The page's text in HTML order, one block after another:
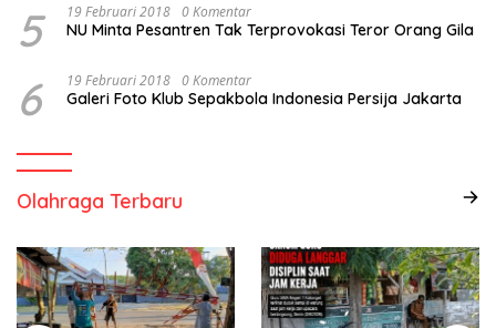
5 19 Februari 2018 0 Komentar
NU Minta Pesantren Tak Terprovokasi Teror Orang Gila
6 19 Februari 2018 0 Komentar
Galeri Foto Klub Sepakbola Indonesia Persija Jakarta
Olahraga Terbaru